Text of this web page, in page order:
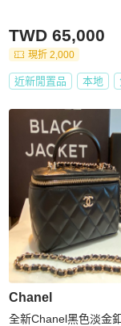
TWD 65,000
現折 2,000
近新閒置品 本地
Chanel
全新Chanel黑色淡金